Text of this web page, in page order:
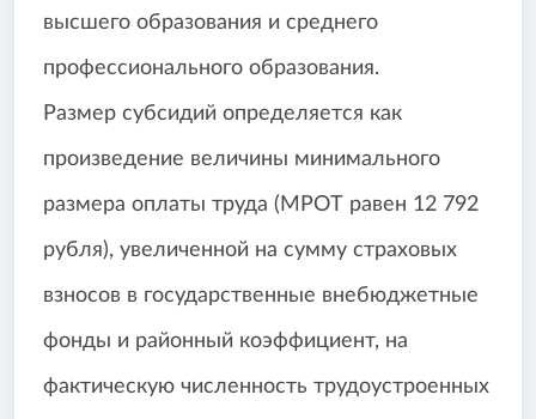
высшего образования и среднего
профессионального образования.
Размер субсидий определяется как
произведение величины минимального
размера оплаты труда (МРОТ равен 12 792
рубля), увеличенной на сумму страховых
взносов в государственные внебюджетные
фонды и районный коэффициент, на
фактическую численность трудоустроенных